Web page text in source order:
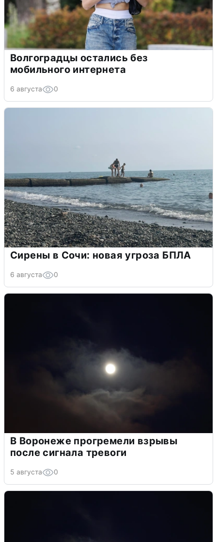
Волгоградцы остались без
мобильного интернета
6 августа 0
Сирены в Сочи: новая угроза БПЛА
6 августа 0
В Воронеже прогремели взрывы
после сигнала тревоги
5 августа 0